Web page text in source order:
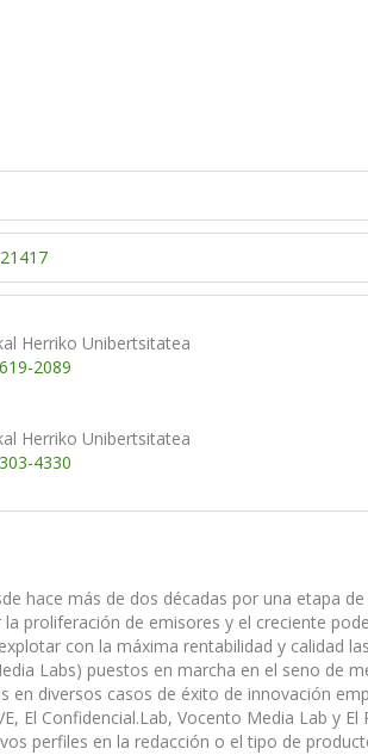
Herriko Unibertsitatea
2089
Herriko Unibertsitatea
4330
hace más de dos décadas por una etapa
proliferación de emisores y el creciente
con la máxima rentabilidad y calidad
Labs) puestos en marcha en el seno de
en diversos casos de éxito de innovación
El Confidencial.Lab, Vocento Media Lab y
perfiles en la redacción o el tipo de